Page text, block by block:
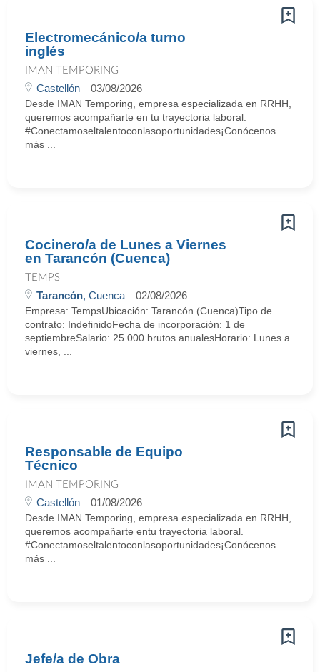
Electromecánico/a turno
inglés
IMAN TEMPORING
Castellón 03/08/2026
Desde IMAN Temporing, empresa especializada en RRHH,
queremos acompañarte en tu trayectoria laboral.
#Conectamoseltalentoconlasoportunidades¡Conócenos
más ...
Cocinero/a de Lunes a Viernes
en Tarancón (Cuenca)
TEMPS
Tarancón, Cuenca 02/08/2026
Empresa: TempsUbicación: Tarancón (Cuenca)Tipo de
contrato: IndefinidoFecha de incorporación: 1 de
septiembreSalario: 25.000 brutos anualesHorario: Lunes a
viernes, ...
Responsable de Equipo
Técnico
IMAN TEMPORING
Castellón 01/08/2026
Desde IMAN Temporing, empresa especializada en RRHH,
queremos acompañarte entu trayectoria laboral.
#Conectamoseltalentoconlasoportunidades¡Conócenos
más ...
Jefe/a de Obra